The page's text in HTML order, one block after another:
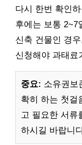
다시 한번 확인
후에는 보통 2~7
신축 건물인 경
신청해야 과태료
중요: 소유권보
확히 하는 첫걸
고 필요한 서류
하시길 바랍니